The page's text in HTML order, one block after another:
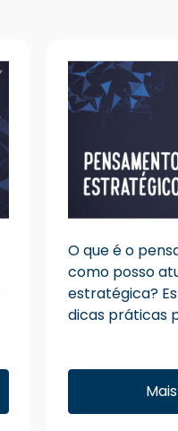
O que é o
como posso
estratégica?
dicas práticas